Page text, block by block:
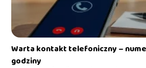
Warta kontakt telefoniczny –
godziny